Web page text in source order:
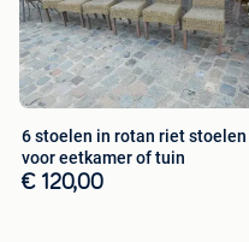
6 stoelen in rotan riet stoelen
voor eetkamer of tuin
€ 120,00